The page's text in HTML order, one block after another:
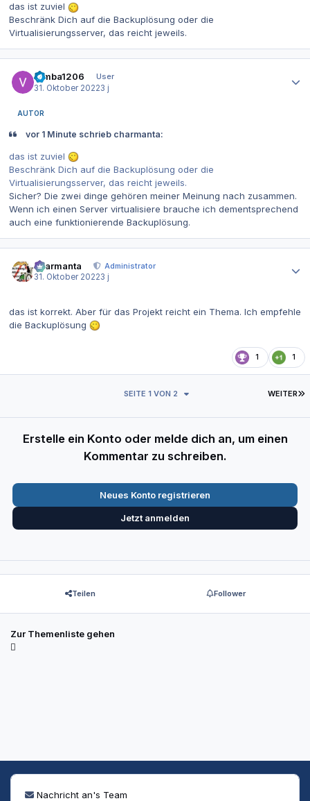
das ist zuviel
Beschränk Dich auf die Backuplösung oder die
Virtualisierungsserver, das reicht jeweils.
Simba1206
User
31. Oktober 20223 j
AUTOR
vor 1 Minute schrieb charmanta:
das ist zuviel
Beschränk Dich auf die Backuplösung oder die
Virtualisierungsserver, das reicht jeweils.
Sicher? Die zwei dinge gehören meiner Meinung nach zusammen.
Wenn ich einen Server virtualisiere brauche ich dementsprechend
auch eine funktionierende Backuplösung.
charmanta
Administrator
31. Oktober 20223 j
das ist korrekt. Aber für das Projekt reicht ein Thema. Ich empfehle
die Backuplösung
1 1
WEITER
SEITE 1 VON 2
Erstelle ein Konto oder melde dich an, um einen
Kommentar zu schreiben.
Neues Konto registrieren
Jetzt anmelden
Teilen Follower
Zur Themenliste gehen
Nachricht an's Team